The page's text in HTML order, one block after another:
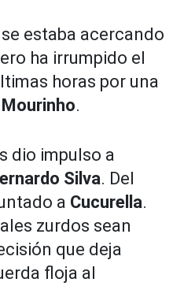
se estaba acercando
ha irrumpido el
horas por una
Mourinho.
dio impulso a
Silva. Del
a Cucurella.
zurdos sean
que deja
floja al